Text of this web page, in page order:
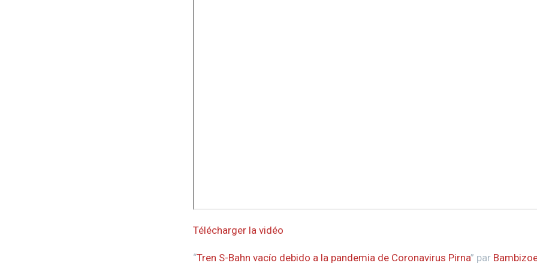
Télécharger la vidéo
“Tren S-Bahn vacío debido a la pandemia de Coronavirus Pirna” par